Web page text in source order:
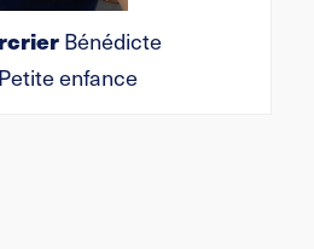
Bénédicte
enfance